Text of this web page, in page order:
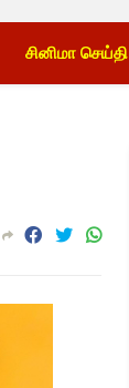
சினிமா செய்தி